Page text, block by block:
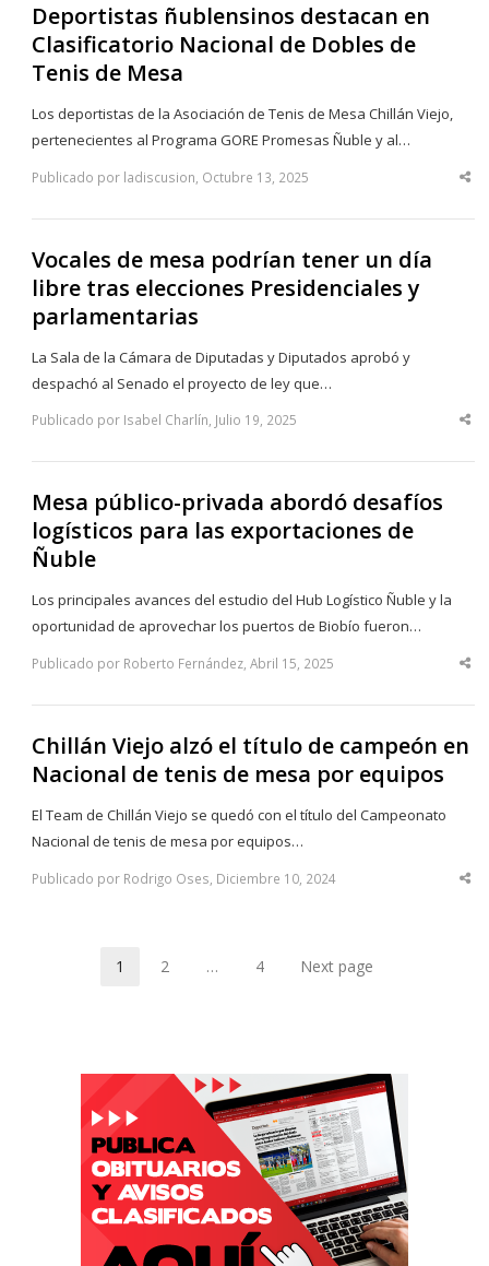
Deportistas ñublensinos destacan en
Clasificatorio Nacional de Dobles de
Tenis de Mesa
Los deportistas de la Asociación de Tenis de Mesa Chillán Viejo,
pertenecientes al Programa GORE Promesas Ñuble y al…
Publicado por ladiscusion, Octubre 13, 2025
Vocales de mesa podrían tener un día
libre tras elecciones Presidenciales y
parlamentarias
La Sala de la Cámara de Diputadas y Diputados aprobó y
despachó al Senado el proyecto de ley que…
Publicado por Isabel Charlín, Julio 19, 2025
Mesa público-privada abordó desafíos
logísticos para las exportaciones de
Ñuble
Los principales avances del estudio del Hub Logístico Ñuble y la
oportunidad de aprovechar los puertos de Biobío fueron…
Publicado por Roberto Fernández, Abril 15, 2025
Chillán Viejo alzó el título de campeón en
Nacional de tenis de mesa por equipos
El Team de Chillán Viejo se quedó con el título del Campeonato
Nacional de tenis de mesa por equipos…
Publicado por Rodrigo Oses, Diciembre 10, 2024
Page
1 Page
2 … Page
4 Next page